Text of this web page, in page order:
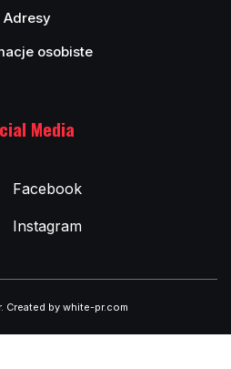
Adresy
osobiste
Media
Facebook
Instagram
. Created by white-pr.com